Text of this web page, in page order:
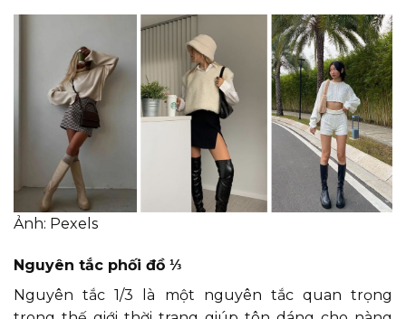
Ảnh: Pexels
Nguyên tắc phối đồ ⅓
Nguyên tắc 1/3 là một nguyên tắc quan trọng